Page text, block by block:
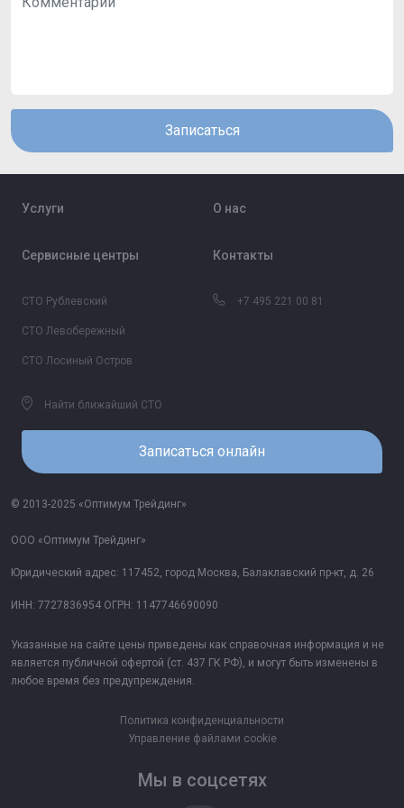
Записаться
Услуги О нас
Сервисные центры
СТО Рублевский
СТО Левобережный
СТО Лосиный Остров
Найти ближайший СТО
Контакты
+7 495 221 00 81
Записаться онлайн
© 2013-2025 «Оптимум Трейдинг»
ООО «Оптимум Трейдинг»
Юридический адрес: 117452, город Москва, Балаклавский пр-кт, д. 26
ИНН: 7727836954 ОГРН: 1147746690090
Указанные на сайте цены приведены как справочная информация и не
является публичной офертой (ст. 437 ГК РФ), и могут быть изменены в
любое время без предупреждения.
Политика конфиденциальности
Управление файлами cookie
Мы в соцсетях